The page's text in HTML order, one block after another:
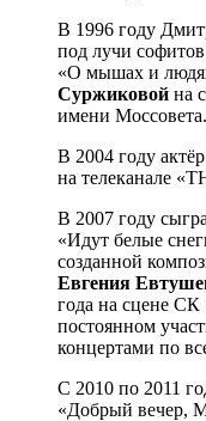
В 1996 году
под лучи
«О мышах и
Суржиковой на
имени Моссовета.
В 2004 году
на телеканале
В 2007 году
«Идут белые
созданной
Евгения
года на сцене
постоянном
концертами по
С 2010 по 2011
«Добрый вечер,